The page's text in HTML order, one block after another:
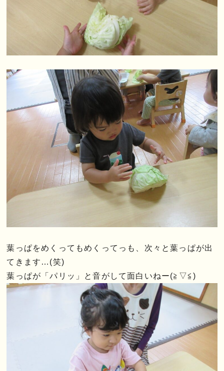
葉っぱをめくってもめくってっも、次々と葉っぱが出
てきます…(笑)
葉っぱが「パリッ」と音がして面白いねー(≧▽≦)